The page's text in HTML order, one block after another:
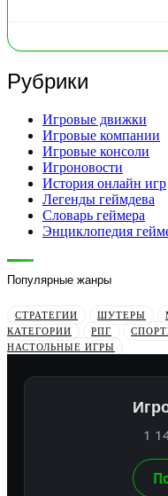
Рубрики
Игровые движки
Игровые компании
Игровые консоли
Игроновости
История онлайн игр
Легенды геймдева
Словарь геймера
Энциклопедия
Популярные жанры
СТРАТЕГИИ ШУТЕРЫ
КАТЕГОРИИ
РПГ
НАСТОЛЬНЫЕ ИГРЫ
1